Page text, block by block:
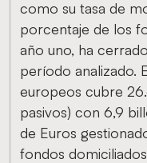
como su tasa de
porcentaje de los
año uno, ha
período analizado.
europeos cubre
pasivos) con 6,9
de Euros
fondos